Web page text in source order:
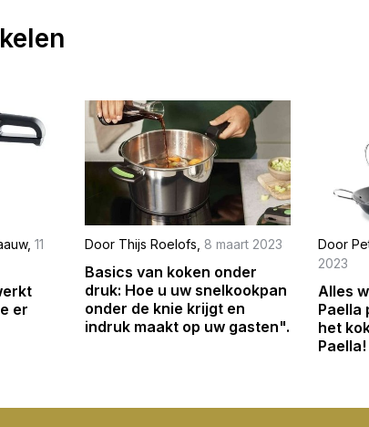
, 11
er
Door Thijs Roelofs 8 maart 2023
Basics van koken onder
druk: Hoe u uw snelkookpan
onder de knie krijgt en
indruk maakt op uw gasten".
Door
2023
Alles
Paella
het
Paella!